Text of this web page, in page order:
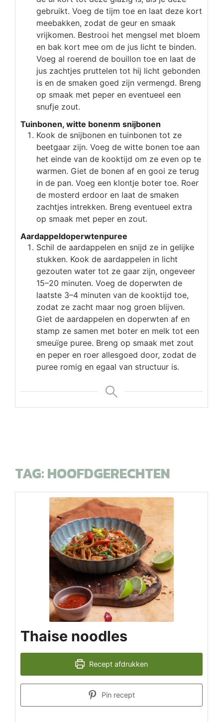
gebruikt. Voeg de tijm toe en laat deze kort
meebakken, zodat de geur en smaak
vrijkomen. Bestrooi het mengsel met bloem
en bak kort mee om de jus licht te binden.
Voeg al roerend de bouillon toe en laat de
jus zachtjes pruttelen tot hij licht gebonden
is en de smaken goed zijn vermengd. Breng
op smaak met peper en eventueel een
snufje zout.
Tuinbonen, witte bonenm snijbonen
Kook de snijbonen en tuinbonen tot ze
beetgaar zijn. Voeg de witte bonen toe aan
het einde van de kooktijd om ze even op te
warmen. Giet de bonen af en gooi ze terug
in de pan. Voeg een klontje boter toe. Roer
de mosterd erdoor en laat de smaken
zachtjes intrekken. Breng eventueel extra
op smaak met peper en zout.
Aardappeldoperwtenpuree
Schil de aardappelen en snijd ze in gelijke
stukken. Kook de aardappelen in licht
gezouten water tot ze gaar zijn, ongeveer
15–20 minuten. Voeg de doperwten de
laatste 3–4 minuten van de kooktijd toe,
zodat ze zacht maar nog groen blijven.
Giet de aardappelen en doperwten af en
stamp ze samen met boter en melk tot een
smeuïge puree. Breng op smaak met zout
en peper en roer allesgoed door, zodat de
puree romig en egaal van structuur is.
TAG:HOOFDGERECHTEN
Thaise noodles
Recept afdrukken
Pin recept